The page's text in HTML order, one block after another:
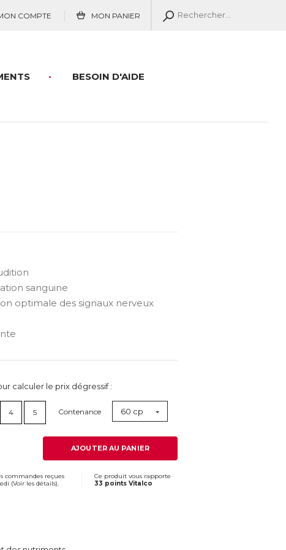
COMPTE MON PANIER
BESOIN D'AIDE
sanguine
optimale des signaux nerveux
calculer le prix dégressif :
4 5 Contenance 60 cp
AJOUTER AU PANIER
commandes reçues
(Voir les détails).
Ce produit vous rapporte
33 points Vitalco